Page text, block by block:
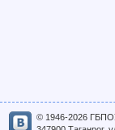
© 1946-2026